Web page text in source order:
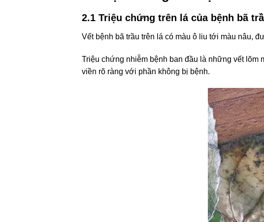
2.1 Triệu chứng trên lá của bệnh bã
Vết bệnh bã trầu trên lá có màu ô liu tới màu nâu,
Triệu chứng nhiễm bệnh ban đầu là những vết lõm
viền rõ ràng với phần không bị bệnh.